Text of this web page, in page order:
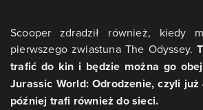
Scooper zdradził również, kiedy
pierwszego zwiastuna The Odyssey.
trafić do kin i będzie można go
Jurassic World: Odrodzenie, czyli
później trafi również do sieci.